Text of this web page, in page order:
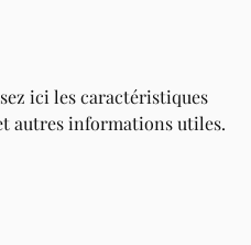
ici les caractéristiques
autres informations utiles.